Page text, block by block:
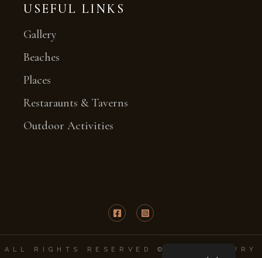
USEFUL LINKS
Gallery
Beaches
Places
Restaraunts & Taverns
Outdoor Activities
ALL RIGHTS RESERVED © KEFI LUXURY